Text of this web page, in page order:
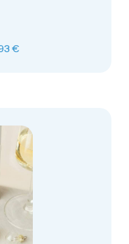
€